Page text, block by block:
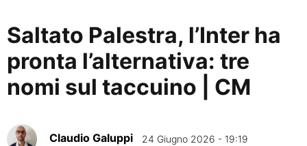
Saltato Palestra, l’Inter ha
pronta l’alternativa: tre
nomi sul taccuino | CM
Claudio Galuppi 24 Giugno 2026 - 19:19